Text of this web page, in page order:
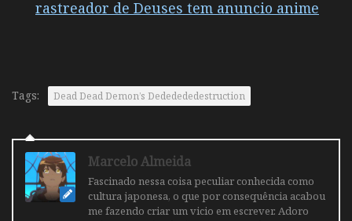
rastreador de Deuses tem anuncio anime
Tags: Dead Dead Demon’s Dededededestruction
Marcelo Almeida
Fascinado nessa coisa peculiar conhecida como
cultura japonesa, o que por consequência acabou
me fazendo criar um vicio em escrever. Adoro